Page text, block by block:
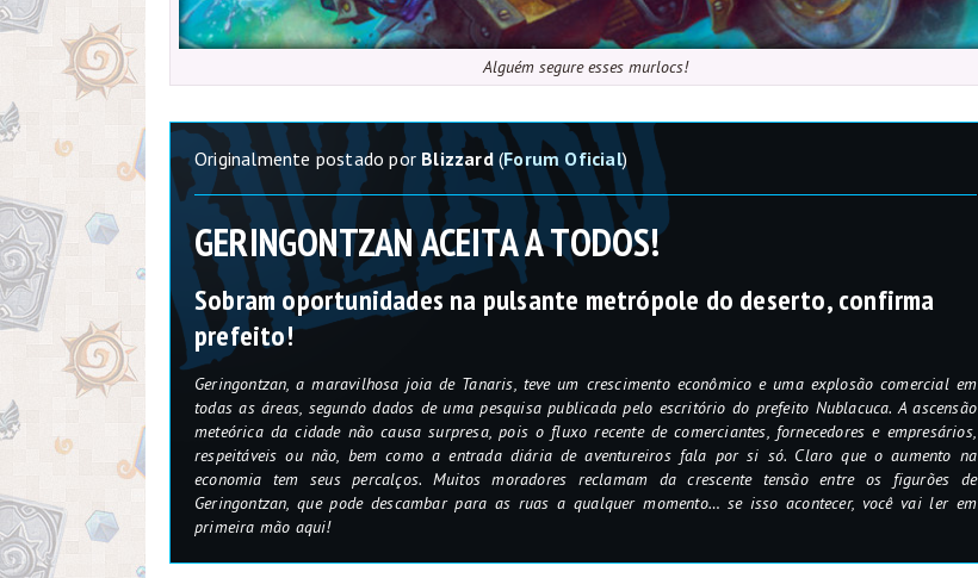
Alguém segure esses murlocs!
Originalmente postado por Blizzard(Forum Oficial)
GERINGONTZAN ACEITA A TODOS!
Sobram oportunidades na pulsante metrópole do deserto, confirma
prefeito!
Geringontzan, a maravilhosa joia de Tanaris, teve um crescimento econômico e uma explosão comercial em
todas as áreas, segundo dados de uma pesquisa publicada pelo escritório do prefeito Nublacuca. A ascensão
meteórica da cidade não causa surpresa, pois o fluxo recente de comerciantes, fornecedores e empresários,
respeitáveis ou não, bem como a entrada diária de aventureiros fala por si só. Claro que o aumento na
economia tem seus percalços. Muitos moradores reclamam da crescente tensão entre os figurões de
Geringontzan, que pode descambar para as ruas a qualquer momento… se isso acontecer, você vai ler em
primeira mão aqui!